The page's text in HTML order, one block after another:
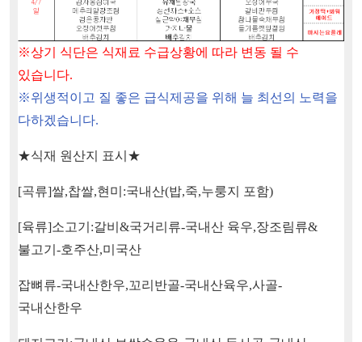
※상기 식단은 식재료 수급상황에 따라 변동 될 수
있습니다.
※위생적이고 질 좋은 급식제공을 위해 늘 최선의 노력을
다하겠습니다.
★식재 원산지 표시 ★
[곡류]쌀,찹쌀,현미 :국내산(밥,죽,누룽지 포함)
[육류]소고기 :갈비 &국거리류-국내산 육우,장조림류&
불고기 -호주산,미국산
잡뼈류-국내산한우,꼬리반골-국내산육우,사골-
국내산한우